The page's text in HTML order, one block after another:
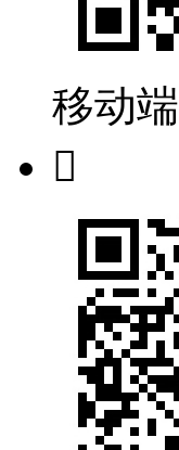
移动端
